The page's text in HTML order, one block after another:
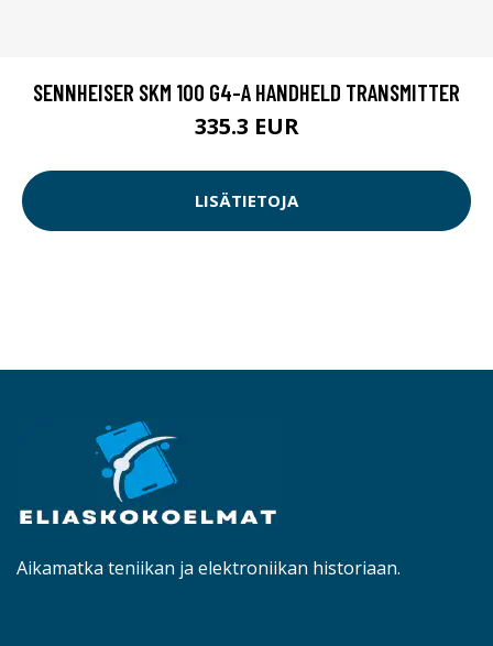
SENNHEISER SKM 100 G4-A HANDHELD TRANSMITTER
335.3 EUR
LISÄTIETOJA
Aikamatka teniikan ja elektroniikan historiaan.